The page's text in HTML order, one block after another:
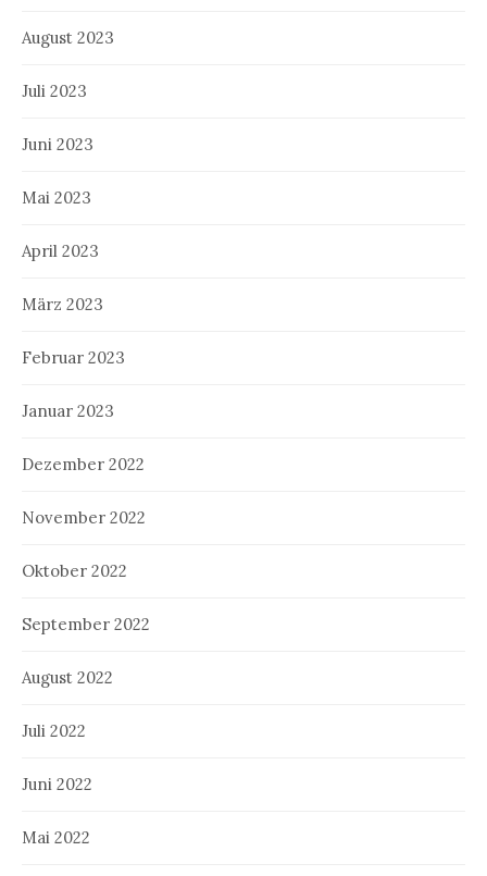
August 2023
Juli 2023
Juni 2023
Mai 2023
April 2023
März 2023
Februar 2023
Januar 2023
Dezember 2022
November 2022
Oktober 2022
September 2022
August 2022
Juli 2022
Juni 2022
Mai 2022